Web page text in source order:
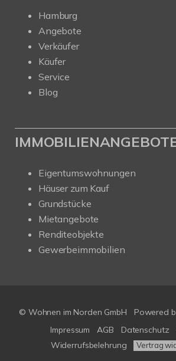
Hamburg
Angebote
Verkäufer
Käufer
Service
Blog
Eigentumswohnungen
Häuser zum Kauf
Grundstücke
Mietangebote
Renditeobjekte
Gewerbeimmobilien
© Wohnen im Norden GmbH Powered
Impressum
AGB Datenschutz
Widerrufsbelehrung
Vertrag